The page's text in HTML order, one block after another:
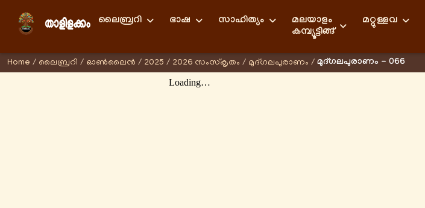
ലൈബ്രറി ഭാഷ സാഹിത്യം
മലയാളം
കമ്പ്യൂട്ടിങ്ങ്
മറ്റുള്ളവ
Home / ലൈബ്രറി / ഓണ്‍ലൈന്‍ / 2025 / 2026 സംസ്കൃതം / മുദ്ഗലപുരാണം / മുദ്ഗലപുരാണം - 066